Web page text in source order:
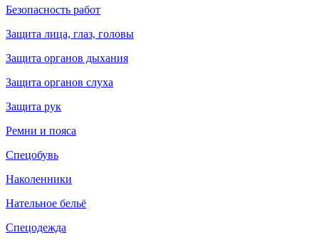
Безопасность работ
Защита лица, глаз, головы
Защита органов дыхания
Защита органов слуха
Защита рук
Ремни и пояса
Спецобувь
Наколенники
Нательное бельё
Спецодежда